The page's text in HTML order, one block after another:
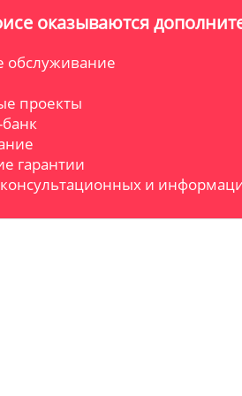
оказываются
обслуживание
проекты
гарантии
и